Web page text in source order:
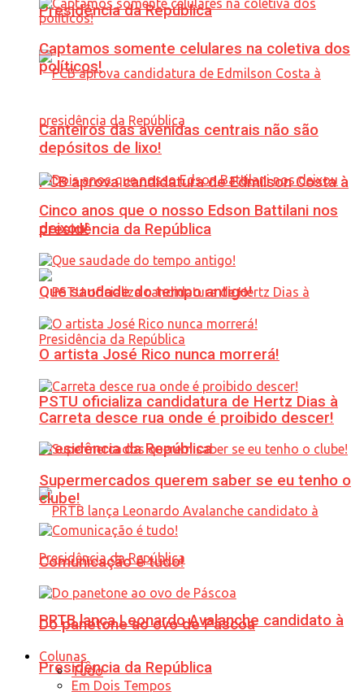
Presidência da República
PCB aprova candidatura de Edmilson Costa à
presidência da República
PSTU oficializa candidatura de Hertz Dias à
Presidência da República
PRTB lança Leonardo Avalanche candidato à
Presidência da República
Captamos somente celulares na coletiva dos
políticos!
Canteiros das avenidas centrais não são
depósitos de lixo!
Cinco anos que o nosso Edson Battilani nos
deixou!
Que saudade do tempo antigo!
O artista José Rico nunca morrerá!
Carreta desce rua onde é proibido descer!
Supermercados querem saber se eu tenho o
clube!
Comunicação é tudo!
Do panetone ao ovo de Páscoa
Colunas
Tudo
Em Dois Tempos